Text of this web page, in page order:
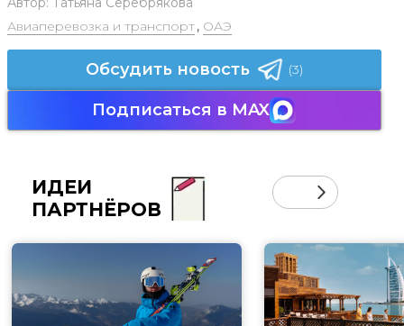
Авиаперевозка и транспорт, ОАЭ
Обсудить новость (3)
Подписаться в MAX
ИДЕИ
ПАРТНЁРОВ